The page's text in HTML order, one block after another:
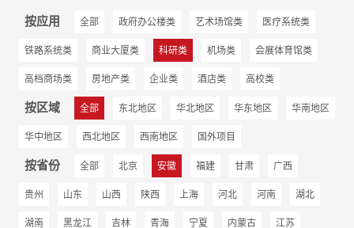
按应用 全部 政府办公楼类 艺术场馆类 医疗系统类
铁路系统类 商业大厦类 科研类 机场类 会展体育馆类
高档商场类 房地产类 企业类 酒店类 高校类
按区域 全部 东北地区 华北地区 华东地区 华南地区
华中地区 西北地区 西南地区 国外项目
按省份 全部 北京 安徽 福建 甘肃 广西
贵州 山东 山西 陕西 上海 河北 河南 湖北
湖南 黑龙江 吉林 青海 宁夏 内蒙古 江苏